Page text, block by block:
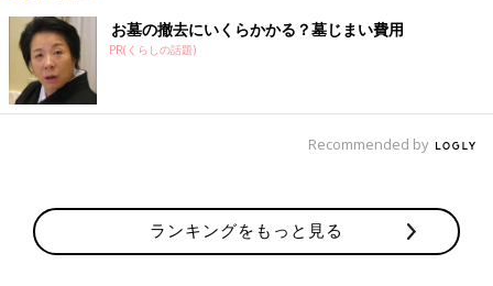
お墓の撤去にいくらかかる？墓じまい費用
PR(くらしの話題)
Recommended by
ランキングをもっと見る